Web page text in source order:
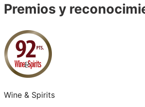
Premios y
Wine & Spirits